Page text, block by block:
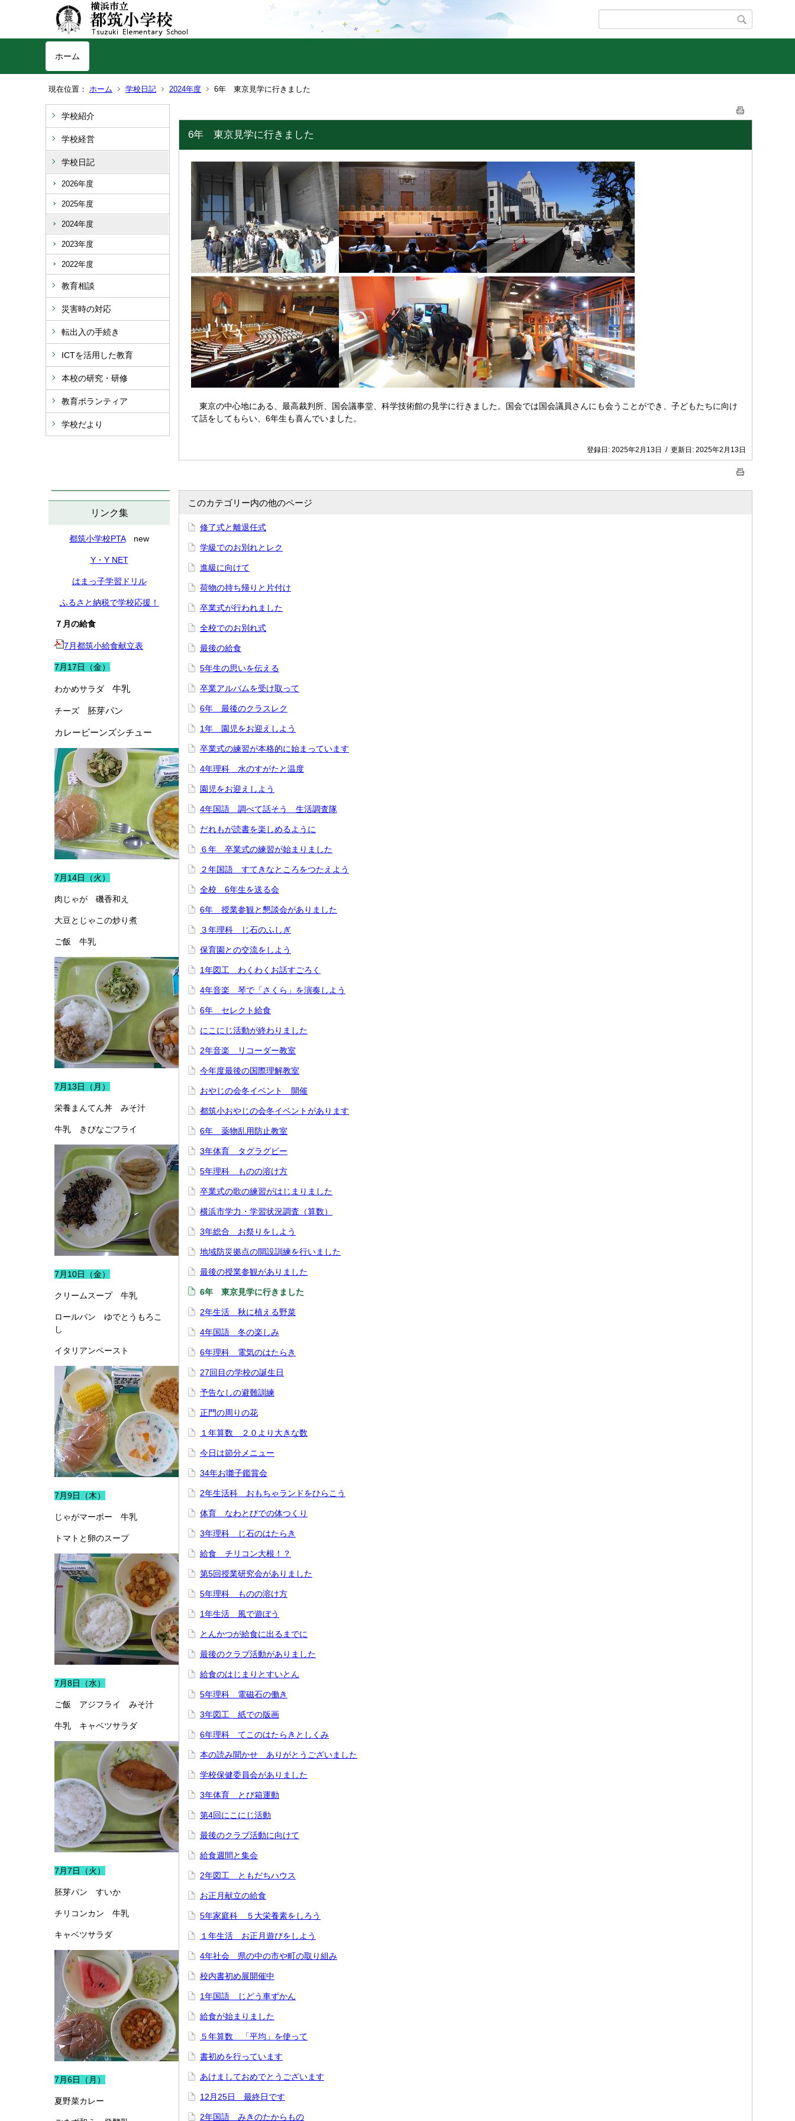
ホーム
現在位置： ホーム 学校日記 2024年度 6年 東京見学に行きました
学校紹介
学校経営
学校日記
2026年度
2025年度
2024年度
2023年度
2022年度
教育相談
災害時の対応
転出入の手続き
ICTを活用した教育
本校の研究・研修
教育ボランティア
学校だより
リンク集
都筑小学校PTAnew
Y・Y NET
はまっ子学習ドリル
ふるさと納税で学校応援！
７月の給食
7月都筑小給食献立表
7月17日（金）
わかめサラダ 牛乳
チーズ 胚芽パン
カレービーンズシチュー
7月14日（火）
肉じゃが 磯香和え
大豆とじゃこの炒り煮
ご飯 牛乳
7月13日（月）
栄養まんてん丼 みそ汁
牛乳 きびなごフライ
7月10日（金）
クリームスープ 牛乳
ロールパン ゆでとうもろこ
し
イタリアンペースト
7月9日（木）
じゃがマーボー 牛乳
トマトと卵のスープ
7月8日（水）
ご飯 アジフライ みそ汁
牛乳 キャベツサラダ
7月7日（火）
胚芽パン すいか
チリコンカン 牛乳
キャベツサラダ
7月6日（月）
夏野菜カレー
6年 東京見学に行きました
東京の中心地にある、最高裁判所、国会議事堂、科学技術館の見学に行きました。国会では国会議員さんにも会うことができ、子どもたちに向け
て話をしてもらい、6年生も喜んでいました。
登録日: 2025年2月13日 / 更新日: 2025年2月13日
このカテゴリー内の他のページ
修了式と離退任式
学級でのお別れとレク
進級に向けて
荷物の持ち帰りと片付け
卒業式が行われました
全校でのお別れ式
最後の給食
5年生の思いを伝える
卒業アルバムを受け取って
6年 最後のクラスレク
1年 園児をお迎えしよう
卒業式の練習が本格的に始まっています
4年理科 水のすがたと温度
園児をお迎えしよう
4年国語 調べて話そう 生活調査隊
だれもが読書を楽しめるように
６年 卒業式の練習が始まりました
２年国語 すてきなところをつたえよう
全校 6年生を送る会
6年 授業参観と懇談会がありました
３年理科 じ石のふしぎ
保育園との交流をしよう
1年図工 わくわくお話すごろく
4年音楽 琴で「さくら」を演奏しよう
6年 セレクト給食
にこにじ活動が終わりました
2年音楽 リコーダー教室
今年度最後の国際理解教室
おやじの会冬イベント 開催
都筑小おやじの会冬イベントがあります
6年 薬物乱用防止教室
3年体育 タグラグビー
5年理科 ものの溶け方
卒業式の歌の練習がはじまりました
横浜市学力・学習状況調査（算数）
3年総合 お祭りをしよう
地域防災拠点の開設訓練を行いました
最後の授業参観がありました
6年 東京見学に行きました
2年生活 秋に植える野菜
4年国語 冬の楽しみ
6年理科 電気のはたらき
27回目の学校の誕生日
予告なしの避難訓練
正門の周りの花
１年算数 ２０より大きな数
今日は節分メニュー
34年お囃子鑑賞会
2年生活科 おもちゃランドをひらこう
体育 なわとびでの体つくり
3年理科 じ石のはたらき
給食 チリコン大根！？
第5回授業研究会がありました
5年理科 ものの溶け方
1年生活 風で遊ぼう
とんかつが給食に出るまでに
最後のクラブ活動がありました
給食のはじまりとすいとん
5年理科 電磁石の働き
3年図工 紙での版画
6年理科 てこのはたらきとしくみ
本の読み聞かせ ありがとうございました
学校保健委員会がありました
3年体育 とび箱運動
第4回にこにじ活動
最後のクラブ活動に向けて
給食週間と集会
2年図工 ともだちハウス
お正月献立の給食
5年家庭科 ５大栄養素をしろう
１年生活 お正月遊びをしよう
4年社会 県の中の市や町の取り組み
校内書初め展開催中
1年国語 じどう車ずかん
給食が始まりました
５年算数 「平均」を使って
書初めを行っています
あけましておめでとうございます
12月25日 最終日です
2年国語 みきのたからもの